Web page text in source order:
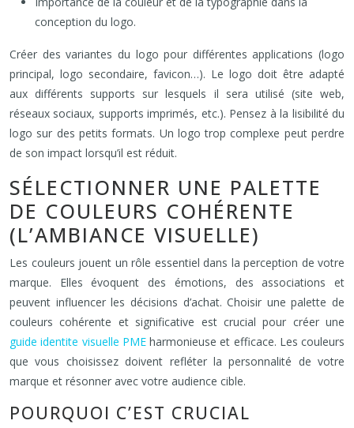
conception du logo.
Créer des variantes du logo pour différentes applications (logo
principal, logo secondaire, favicon…). Le logo doit être adapté
aux différents supports sur lesquels il sera utilisé (site web,
réseaux sociaux, supports imprimés, etc.). Pensez à la lisibilité du
logo sur des petits formats. Un logo trop complexe peut perdre
de son impact lorsqu’il est réduit.
SÉLECTIONNER UNE PALETTE
DE COULEURS COHÉRENTE
(L’AMBIANCE VISUELLE)
Les couleurs jouent un rôle essentiel dans la perception de votre
marque. Elles évoquent des émotions, des associations et
peuvent influencer les décisions d’achat. Choisir une palette de
couleurs cohérente et significative est crucial pour créer une
guide identite visuelle PME harmonieuse et efficace. Les couleurs
que vous choisissez doivent refléter la personnalité de votre
marque et résonner avec votre audience cible.
POURQUOI C’EST CRUCIAL